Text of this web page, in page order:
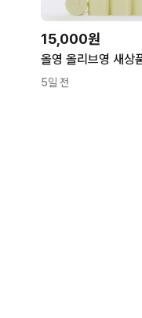
15,000원
5일 전